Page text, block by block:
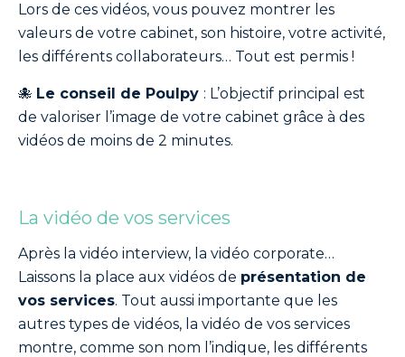
Lors de ces vidéos, vous pouvez montrer les
valeurs de votre cabinet, son histoire, votre activité,
les différents collaborateurs… Tout est permis !
🐙 Le conseil de Poulpy : L’objectif principal est
de valoriser l’image de votre cabinet grâce à des
vidéos de moins de 2 minutes.
La vidéo de vos services
Après la vidéo interview, la vidéo corporate…
Laissons la place aux vidéos de présentation de
vos services. Tout aussi importante que les
autres types de vidéos, la vidéo de vos services
montre, comme son nom l’indique, les différents